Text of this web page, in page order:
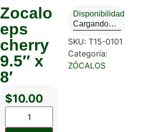
Zocalo
eps
cherry
9.5″ x
8′
$10.00
Disponibilidad
Cargando…
SKU: T15-0101
Categoría:
ZÓCALOS